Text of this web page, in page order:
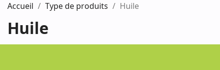
Accueil Type de produits Huile
Huile